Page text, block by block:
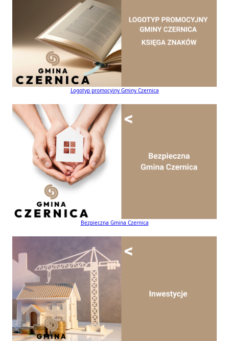
Logotyp promocyjny Gminy Czernica
Bezpieczna Gmina Czernica